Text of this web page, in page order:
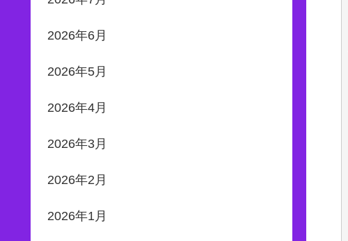
2026年6月
2026年5月
2026年4月
2026年3月
2026年2月
2026年1月